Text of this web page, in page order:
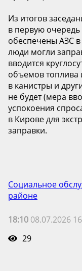
Из итогов
в первую
обеспечены АЗС
люди могли
вводится
объемов топлива
в канистры и
не будет (мера
успокоения
в Кирове для
заправки.
Социальное
районе
18:10 08.07.2026
29